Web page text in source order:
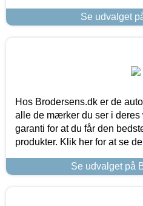
Se udvalget
Hos Brodersens.dk er de
alle de mærker du ser i deres
garanti for at du får den
produkter. Klik her for at se
Se udvalget på